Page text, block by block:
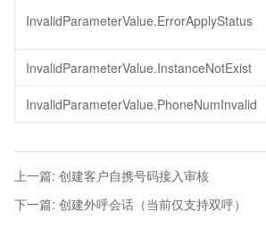
InvalidParameterValue.ErrorApplyStatus
InvalidParameterValue.InstanceNotExist
InvalidParameterValue.PhoneNumInvalid
上一篇: 创建客户自携号码接入审核
下一篇: 创建外呼会话（当前仅支持双呼）